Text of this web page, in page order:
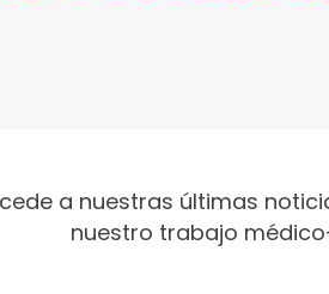
a nuestras últimas
nuestro trabajo